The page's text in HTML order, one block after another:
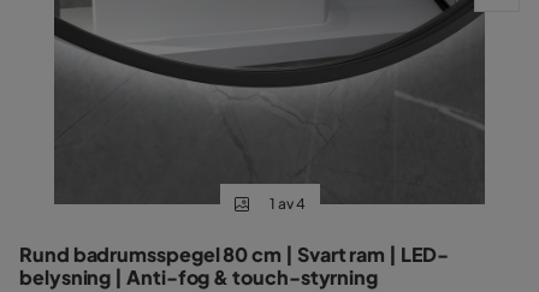
1 av 4
Rund badrumsspegel 80 cm | Svart ram | LED-
belysning | Anti-fog & touch-styrning